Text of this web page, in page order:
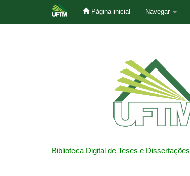
Página inicial Navegar
Biblioteca Digital de Teses e Dissertações